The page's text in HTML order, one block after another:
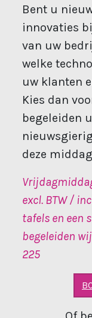
Bent u
innovaties
van uw
welke
uw klanten
Kies dan
begeleiden
deze
excl. BTW /
tafels en een
begeleiden
225